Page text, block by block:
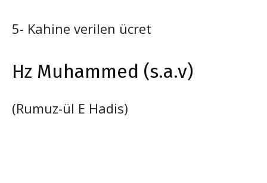
5- Kahine verilen ücret
Hz Muhammed (s.a.v)
(Rumuz-ül E Hadis)